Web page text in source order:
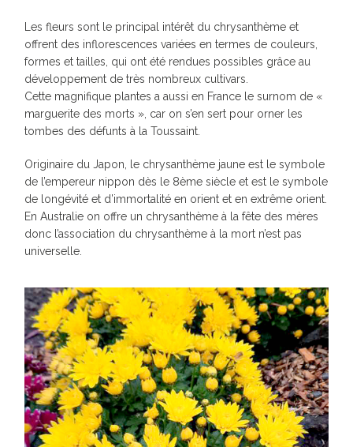
Les fleurs sont le principal intérêt du chrysanthème et
offrent des inflorescences variées en termes de couleurs,
formes et tailles, qui ont été rendues possibles grâce au
développement de très nombreux cultivars.
Cette magnifique plantes a aussi en France le surnom de «
marguerite des morts », car on s’en sert pour orner les
tombes des défunts à la Toussaint.
Originaire du Japon, le chrysanthème jaune est le symbole
de l’empereur nippon dès le 8ème siècle et est le symbole
de longévité et d’immortalité en orient et en extrême orient.
En Australie on offre un chrysanthème à la fête des mères
donc l’association du chrysanthème à la mort n’est pas
universelle.